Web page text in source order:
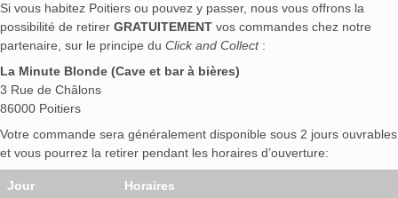
Si vous habitez Poitiers ou pouvez y passer, nous vous offrons la
possibilité de retirer GRATUITEMENT vos commandes chez notre
partenaire, sur le principe du Click and Collect:
La Minute Blonde (Cave et bar à bières)
3 Rue de Châlons
86000 Poitiers
Votre commande sera généralement disponible sous 2 jours ouvrables
et vous pourrez la retirer pendant les horaires d’ouverture:
Jour Horaires